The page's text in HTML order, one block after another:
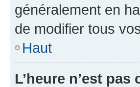
généralement en
de modifier tous
Haut
L’heure n’est pas